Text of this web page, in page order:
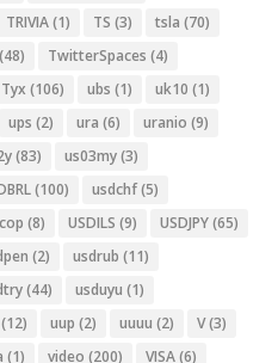
TRIVIA(1) TS (3) tsla (70)
(48) TwitterSpaces (4)
Tyx (106) ubs (1) uk10 (1)
ups (2) ura (6) uranio (9)
(83) us03my(3)
(100) usdchf(5)
(8) USDILS (9) USDJPY(65)
(2) usdrub (11)
(44) usduyu (1)
(12) uup (2) uuuu (2) V(3)
(1) video (200) VISA(6)